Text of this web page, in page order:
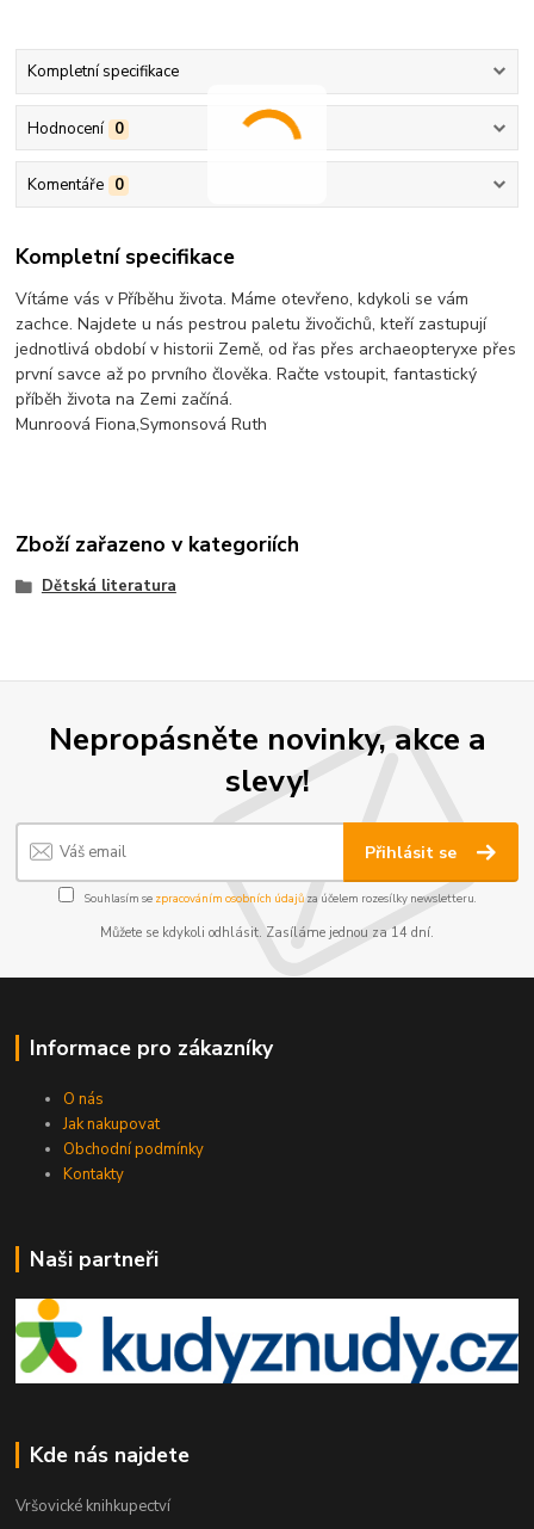
Kompletní specifikace
Hodnocení 0
Komentáře 0
Kompletní specifikace
Vítáme vás v Příběhu života. Máme otevřeno, kdykoli se vám
zachce. Najdete u nás pestrou paletu živočichů, kteří zastupují
jednotlivá období v historii Země, od řas přes archaeopteryxe přes
první savce až po prvního člověka. Račte vstoupit, fantastický
příběh života na Zemi začíná.
Munroová Fiona,Symonsová Ruth
Zboží zařazeno v kategoriích
Dětská literatura
Nepropásněte novinky, akce a
slevy!
Přihlásit se
Souhlasím se zpracováním osobních údajůza účelem rozesílky newsletteru.
Můžete se kdykoli odhlásit. Zasíláme jednou za 14 dní.
Informace pro zákazníky
O nás
Jak nakupovat
Obchodní podmínky
Kontakty
Naši partneři
Kde nás najdete
Vršovické knihkupectví